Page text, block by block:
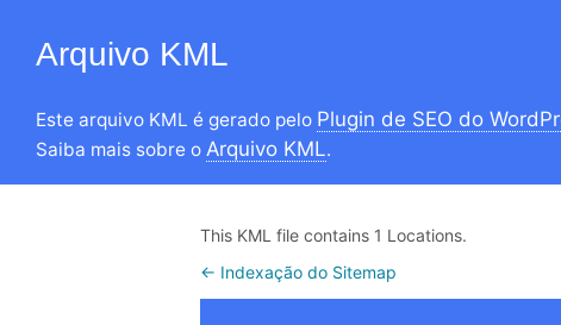
Arquivo KML
Este arquivo KML é gerado pelo Plugin de SEO do
Saiba mais sobre o Arquivo KML.
This KML file contains 1 Locations.
← Indexação do Sitemap